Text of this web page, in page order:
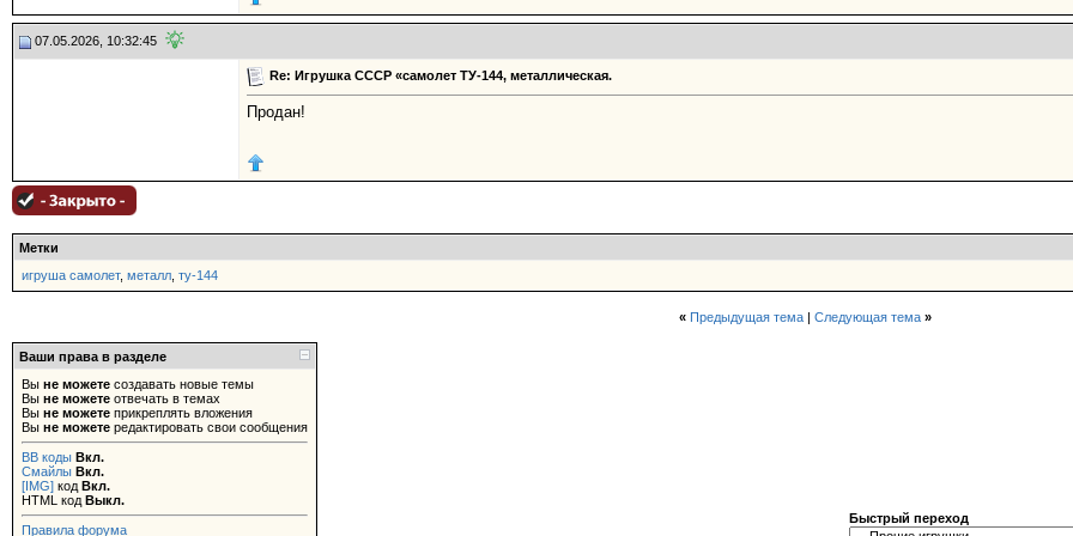
07.05.2026, 10:32:45
Re: Игрушка СССР «самолет ТУ-144, металлическая.
Продан!
Метки
игруша самолет, металл ту-144
« Предыдущая тема| Следующая тема »
Ваши права в разделе
Вы не можете создавать новые темы
Вы не можете отвечать в темах
Вы не можете прикреплять вложения
Вы не можете редактировать свои сообщения
BB коды Вкл.
Смайлы Вкл.
[IMG] код Вкл.
HTML код Выкл.
Правила форума
Быстрый переход